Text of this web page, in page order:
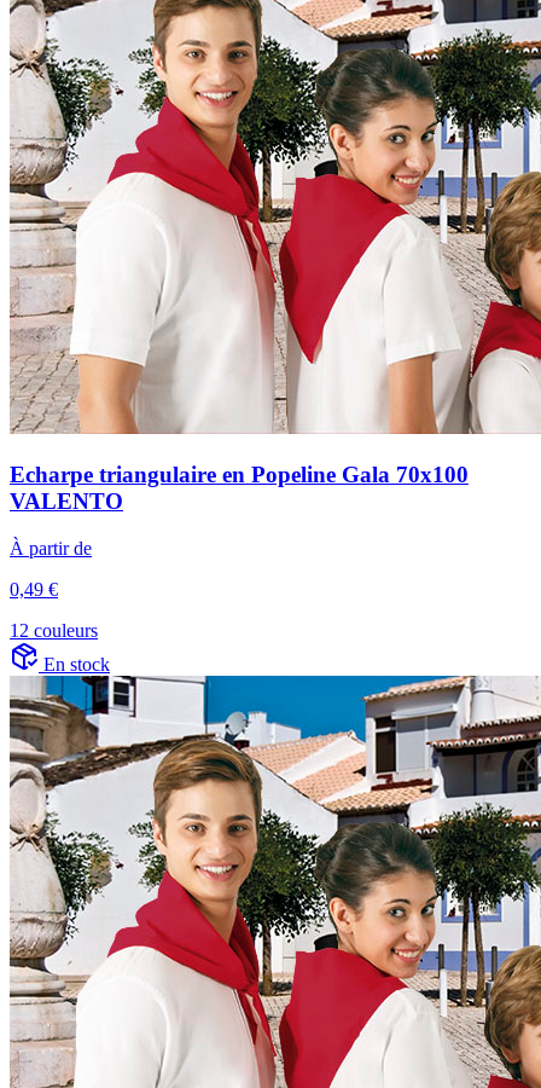
Echarpe triangulaire en Popeline Gala 70x100
VALENTO
À partir de
0,49 €
12 couleurs
En stock